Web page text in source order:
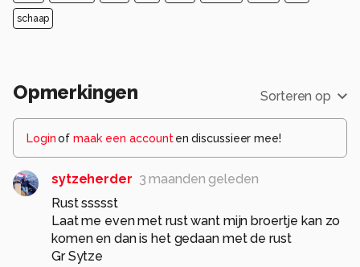
schaap
Opmerkingen Sorteren op
Loginof maak een account en discussieer mee!
sytzeherder 3 maanden geleden
Rust ssssst
Laat me even met rust want mijn broertje kan zo
komen en dan is het gedaan met de rust
Gr Sytze